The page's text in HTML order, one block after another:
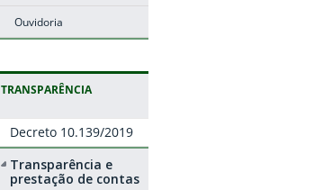
Ouvidoria
TRANSPARÊNCIA
Decreto 10.139/2019
Transparência e
prestação de contas